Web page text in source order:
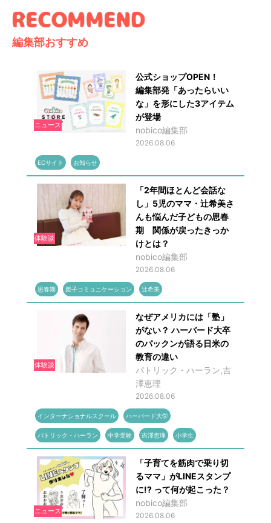
編集部おすすめ
ニュース
公式ショップOPEN！
編集部発「あったらいい
な」を形にした3アイテム
が登場
nobico編集部
2026.08.06
ECサイト お知らせ
体験談
「2年間ほとんど会話な
し」5児のママ・辻希美さ
んも悩んだ子どもの思春
期 関係が戻ったきっか
けとは？
nobico編集部
2026.08.06
思春期 親子コミュニケーション 辻希美
体験談
なぜアメリカには「塾」
がない？ ハーバード大卒
のパックンが語る日米の
教育の違い
パトリック・ハーラン,吉
澤恵理
2026.08.06
インターナショナルスクール ハーバード大学
パトリック・ハーラン 中学受験 吉澤恵理 小学生
ニュース
「子育てを筋肉で乗り切
るママ」がLINEスタンプ
に!? って何が起こった？
nobico編集部
2026.08.06